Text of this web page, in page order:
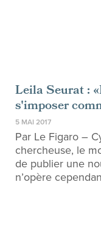
Leila Seurat :
s'imposer
5 MAI 2017
Par Le Figaro –
chercheuse, le
de publier une
n’opère